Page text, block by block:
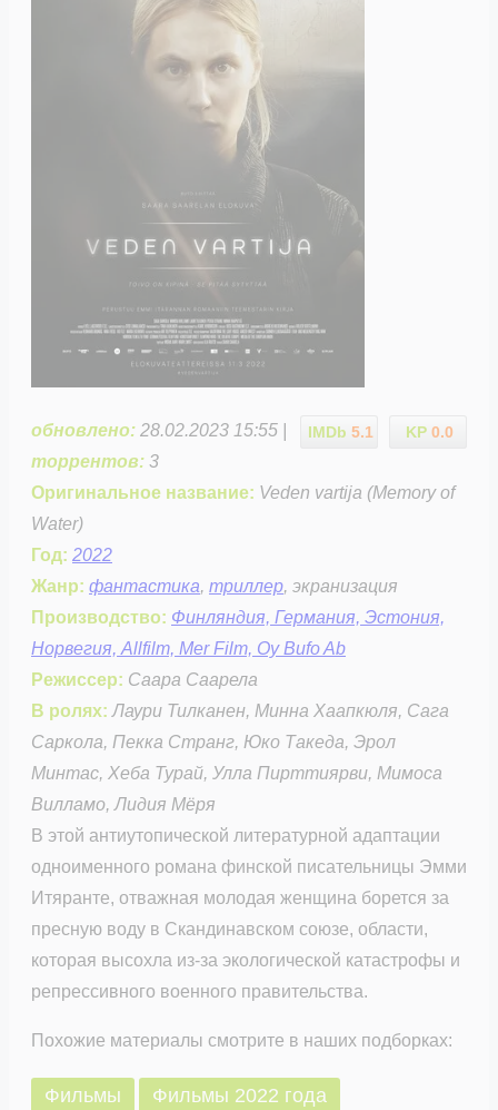
KP 0.0
IMDb 5.1
обновлено: 28.02.2023 15:55 |
торрентов: 3
Оригинальное название: Veden vartija (Memory of
Water)
Год: 2022
Жанр: фантастика, триллер, экранизация
Производство: Финляндия, Германия, Эстония,
Норвегия, Allfilm, Mer Film, Oy Bufo Ab
Режиссер: Саара Саарела
В ролях: Лаури Тилканен, Минна Хаапкюля, Сага
Саркола, Пекка Странг, Юко Такеда, Эрол
Минтас, Хеба Турай, Улла Пирттиярви, Мимоса
Вилламо, Лидия Мёря
В этой антиутопической литературной адаптации
одноименного романа финской писательницы Эмми
Итяранте, отважная молодая женщина борется за
пресную воду в Скандинавском союзе, области,
которая высохла из-за экологической катастрофы и
репрессивного военного правительства.
Похожие материалы смотрите в наших подборках:
Фильмы
Фильмы 2022 года